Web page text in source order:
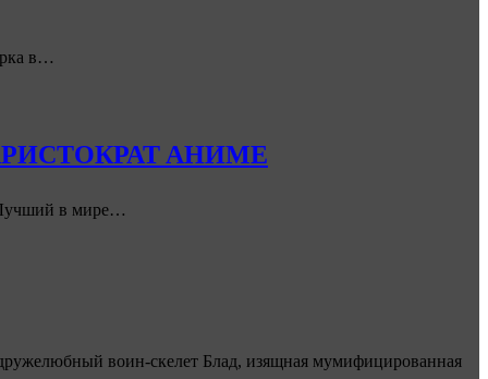
в…
АНИМЕ
в мире…
воин-скелет Блад, изящная мумифицированная